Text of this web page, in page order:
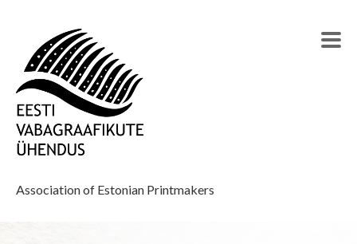
Association of Estonian Printmakers